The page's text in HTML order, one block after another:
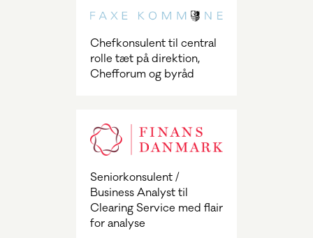
Chefkonsulent til central
rolle tæt på direktion,
Chefforum og byråd
Seniorkonsulent /
Business Analyst til
Clearing Service med flair
for analyse